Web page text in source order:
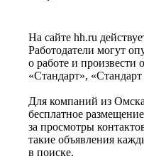
На сайте hh.ru
Работодатели могут
о работе и произвести
«Стандарт»,
Для компаний из
бесплатное
за просмотры
такие объявления
в поиске.